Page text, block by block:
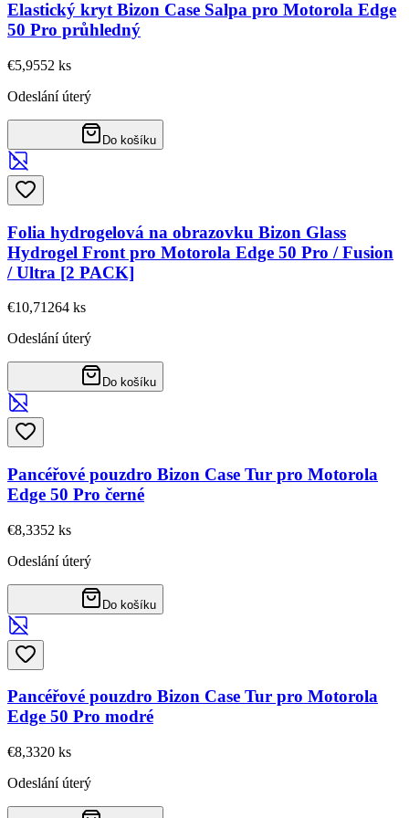
Elastický kryt Bizon Case Salpa pro Motorola Edge
50 Pro průhledný
€5,9552 ks
Odeslání úterý
Do košíku
Folia hydrogelová na obrazovku Bizon Glass
Hydrogel Front pro Motorola Edge 50 Pro / Fusion
/ Ultra [2 PACK]
€10,71 264 ks
Odeslání úterý
Do košíku
Pancéřové pouzdro Bizon Case Tur pro Motorola
Edge 50 Pro černé
€8,3352 ks
Odeslání úterý
Do košíku
Pancéřové pouzdro Bizon Case Tur pro Motorola
Edge 50 Pro modré
€8,3320 ks
Odeslání úterý